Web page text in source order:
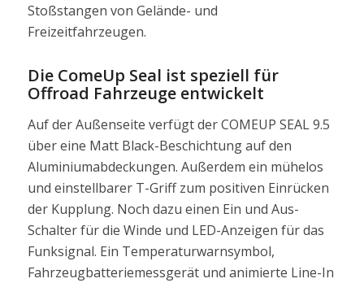
Stoßstangen von Gelände- und
Freizeitfahrzeugen.
Die ComeUp Seal ist speziell für
Offroad Fahrzeuge entwickelt
Auf der Außenseite verfügt der COMEUP SEAL 9.5
über eine Matt Black-Beschichtung auf den
Aluminiumabdeckungen. Außerdem ein mühelos
und einstellbarer T-Griff zum positiven Einrücken
der Kupplung. Noch dazu einen Ein und Aus-
Schalter für die Winde und LED-Anzeigen für das
Funksignal. Ein Temperaturwarnsymbol,
Fahrzeugbatteriemessgerät und animierte Line-In